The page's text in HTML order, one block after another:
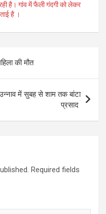
है। गांव में फैली गंदगी को लेकर
है ।
की मौत
में सुबह से शाम तक बांटा
प्रसाद
Required fields